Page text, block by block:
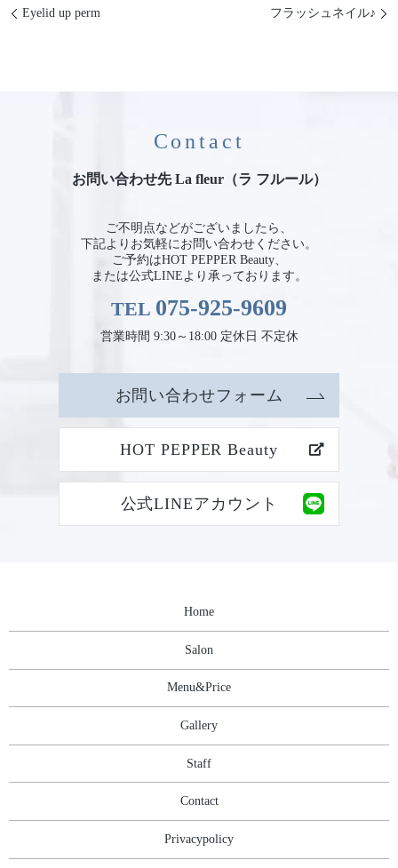
Eyelid up perm フラッシュネイル♪
Contact
お問い合わせ先 La fleur（ラ フルール）
ご不明点などがございましたら、
下記よりお気軽にお問い合わせください。
ご予約はHOT PEPPER Beauty、
または公式LINEより承っております。
TEL 075-925-9609
営業時間 9:30～18:00 定休日 不定休
お問い合わせフォーム
HOT PEPPER Beauty
公式LINEアカウント
Home
Salon
Menu&Price
Gallery
Staff
Contact
Privacypolicy